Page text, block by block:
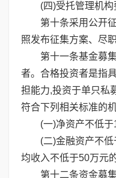
(四)受托管理机构
第十条采用公开征
照发布征集方案、尽
第十一条基金募集
者。合格投资者是指
担能力,投资于单只私
符合下列相关标准的
(一)净资产不低于
(二)金融资产不低
均收入不低于50万元
第十二条资金募集